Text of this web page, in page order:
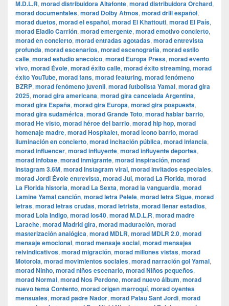
M.D.L.R, morad distribuidora Altafonte, morad distribuidora Orchard,
morad documentales, morad Dolby Atmos, morad drill español,
morad duetos, morad el español, morad El Khattouti, morad El País,
morad Eladio Carrión, morad emergente, morad emotivo concierto,
morad en concierto, morad entradas agotadas, morad entrevista
profunda, morad escenarios, morad escenografía, morad estilo
calle, morad estudio anecoico, morad Europa Press, morad evento
vivo, morad Évole, morad éxito calle, morad éxito streaming, morad
éxito YouTube, morad fans, morad featuring, morad fenómeno
BZRP, morad fenómeno juvenil, morad futbolista Yamal, morad gira
2025, morad gira americana, morad gira cancelada Argentina,
morad gira España, morad gira Europa, morad gira pospuesta,
morad gira sudamérica, morad Grande Toto, morad hablar barrio,
morad He visto, morad héroe del barrio, morad hip hop, morad
homenaje madre, morad Hospitalet, morad icono barrio, morad
iluminación en concierto, morad incitación pública, morad infancia,
morad influencer, morad influyente, morad influyente deportes,
morad infobae, morad inmigrante, morad inspiración, morad
Instagram 3.6M, morad Instagram viral, morad invitados especiales,
morad Jordi Évole entrevista, morad Jul, morad La Florida, morad
La Florida historia, morad La Sexta, morad la vanguardia, morad
Lamine Yamal canción, morad letra Pelele, morad letra Sigue, morad
letras, morad letras crudas, morad letrista, morad llenar estadios,
morad Lola Indigo, morad los40, morad M.D.L.R, morad madre
Larache, morad Madrid gira, morad maduración, morad
masterización analógica, morad MDLR, morad MDLR 2.0, morad
mensaje emocional, morad mensaje social, morad mensajes
reivindicativos, morad migración, morad millones vistas, morad
Motorola, morad movimientos sociales, morad narración gol Yamal,
morad Ninho, morad niños escenario, morad Niños pequeños,
morad Normal, morad Nos Perdone, morad nuevo álbum, morad
nuevo tema Contento, morad origen marroquí, morad oyentes
mensuales, morad padre Nador, morad Palau Sant Jordi, morad